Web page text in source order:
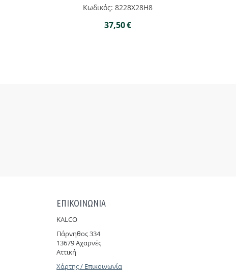
Κωδικός: 8228Χ28Η8
37,50€
ΕΠΙΚΟΙΝΩΝΙΑ
KALCO
Πάρνηθoς 334
13679 Αχαρνές
Αττική
Χάρτης / Επικοινωνία